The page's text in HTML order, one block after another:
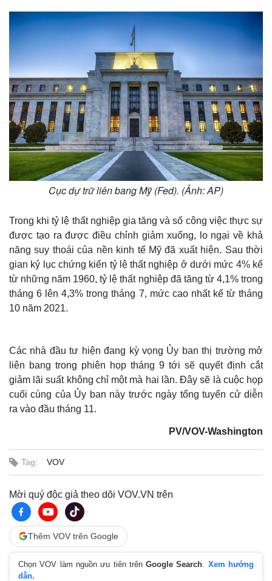
Thế giới
Quan sát
Cuộc sống đó đây
Hồ sơ
Ảnh
Cục dự trữ liên bang Mỹ (Fed). (Ảnh: AP)
Trong khi tỷ lệ thất nghiệp gia tăng và số công việc thực sự
được tạo ra được điều chỉnh giảm xuống, lo ngại về khả
năng suy thoái của nền kinh tế Mỹ đã xuất hiện. Sau thời
gian kỷ lục chứng kiến tỷ lệ thất nghiệp ở dưới mức 4% kể
từ những năm 1960, tỷ lệ thất nghiệp đã tăng từ 4,1% trong
tháng 6 lên 4,3% trong tháng 7, mức cao nhất kể từ tháng
10 năm 2021.
Các nhà đầu tư hiện đang kỳ vọng Ủy ban thị trường mở
liên bang trong phiên họp tháng 9 tới sẽ quyết định cắt
giảm lãi suất không chỉ một mà hai lần. Đây sẽ là cuộc họp
cuối cùng của Ủy ban này trước ngày tổng tuyển cử diễn
ra vào đầu tháng 11.
PV/VOV-Washington
Tag: VOV
Mời quý độc giả theo dõi VOV.VN trên
Thêm VOV trên Google
Chọn VOV làm nguồn ưu tiên trênGoogle Search
Xem hướng
dẫn.